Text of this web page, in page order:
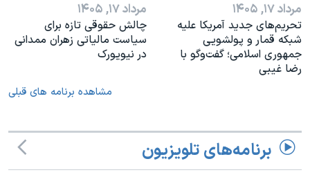
مرداد ۱۷, ۱۴۰۵
تحریم‌های جدید آمریکا علیه
شبکه قمار و پولشویی
جمهوری اسلامی؛ گفت‌وگو با
رضا غیبی
مرداد ۱۷, ۱۴۰۵
چالش حقوقی تازه برای
سیاست مالیاتی زهران ممدانی
در نیویورک
مشاهده برنامه های قبلی
برنامه‌های تلویزیون